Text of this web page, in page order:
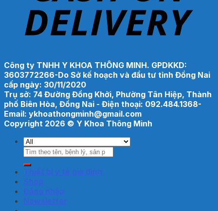
Công ty TNHH Y KHOA THÔNG MINH. GPDKKD:
3603772266-Do Sở kế hoạch và đầu tư tỉnh Đồng Nai
cấp ngày: 30/11/2020
Trụ sở: 74 Đường Đồng Khởi, Phường Tân Hiệp, Thành
phố Biên Hòa, Đồng Nai - Điện thoại: 092.484.1368-
Email: ykhoathongminh@gmail.com
Copyright 2026 © Y Khoa Thông Minh
Search
Thiết bị y tế gia đình
Shop
Đăng nhập
Newsletter